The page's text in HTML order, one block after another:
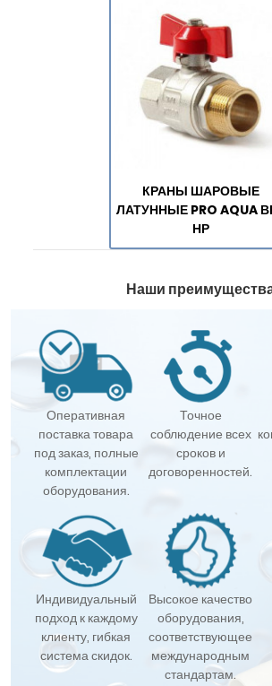
КРАНЫ ШАРОВЫЕ
ЛАТУННЫЕ PRO AQUA
НР
Наши
Оперативная
поставка товара
под заказ, полные
комплектации
оборудования.
Точное
соблюдение всех
сроков и
договоренностей.
Индивидуальный
подход к каждому
клиенту, гибкая
система скидок.
Высокое качество
оборудования,
соответствующее
международным
стандартам.